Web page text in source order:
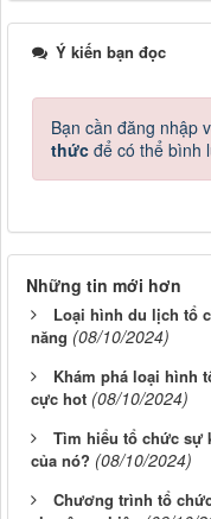
Ý kiến bạn đọc
Bạn cần đăng nhập
thức để có thể bình
Những tin mới hơn
Loại hình du lịch tổ
năng (08/10/2024)
Khám phá loại hình
cực hot (08/10/2024)
Tìm hiểu tổ chức sự
của nó? (08/10/2024)
Chương trình tổ